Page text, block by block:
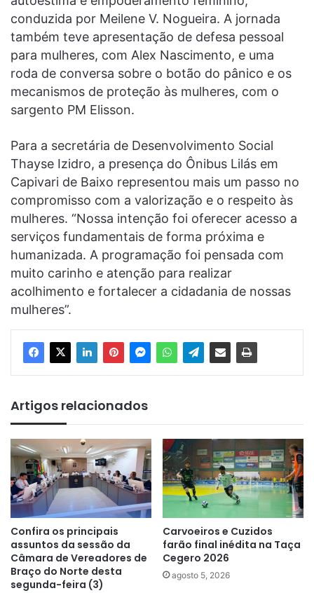
conduzida por Meilene V. Nogueira. A jornada
também teve apresentação de defesa pessoal
para mulheres, com Alex Nascimento, e uma
roda de conversa sobre o botão do pânico e os
mecanismos de proteção às mulheres, com o
sargento PM Elisson.
Para a secretária de Desenvolvimento Social
Thayse Izidro, a presença do Ônibus Lilás em
Capivari de Baixo representou mais um passo no
compromisso com a valorização e o respeito às
mulheres. “Nossa intenção foi oferecer acesso a
serviços fundamentais de forma próxima e
humanizada. A programação foi pensada com
muito carinho e atenção para realizar
acolhimento e fortalecer a cidadania de nossas
mulheres”.
Artigos relacionados
Confira os principais
assuntos da sessão da
Câmara de Vereadores de
Braço do Norte desta
segunda-feira (3)
Carvoeiros e Cuzidos
farão final inédita na Taça
Cegero 2026
agosto 5, 2026